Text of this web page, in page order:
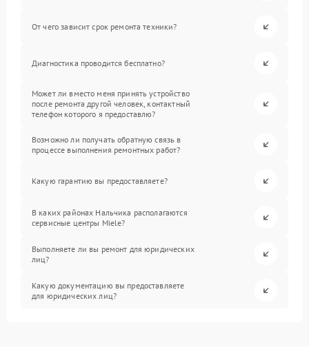
От чего зависит срок ремонта техники?
Диагностика проводится бесплатно?
Может ли вместо меня принять устройство
после ремонта другой человек, контактный
телефон которого я предоставлю?
Возможно ли получать обратную связь в
процессе выполнения ремонтных работ?
Какую гарантию вы предоставляете?
В каких районах Нальчика располагаются
сервисные центры Miele?
Выполняете ли вы ремонт для юридических
лиц?
Какую документацию вы предоставляете
для юридических лиц?